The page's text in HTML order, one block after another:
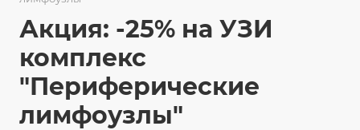
Акция: -25% на УЗИ
комплекс
"Периферические
лимфоузлы"